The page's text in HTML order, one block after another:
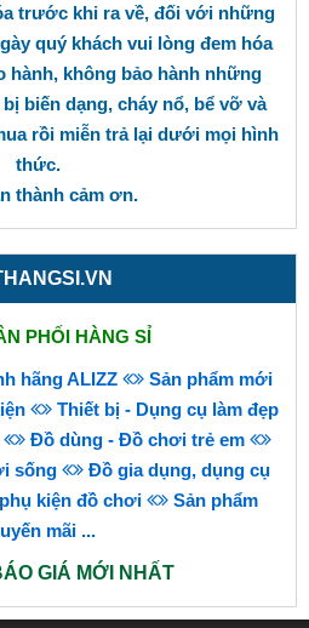
trước khi ra về, đối với những
quý khách vui lòng đem hóa
hành, không bảo hành những
biến dạng, cháy nổ, bể vỡ và
rồi miễn trả lại dưới mọi hình
thức.
thành cảm ơn.
PHỐI HÀNG SỈ
hãng ALIZZ
Sản phẩm mới
Thiết bị - Dụng cụ làm đẹp
Đồ dùng - Đồ chơi trẻ em
sống
Đồ gia dụng, dụng cụ
kiện đồ chơi
Sản phẩm
mãi ...
GIÁ MỚI NHẤT